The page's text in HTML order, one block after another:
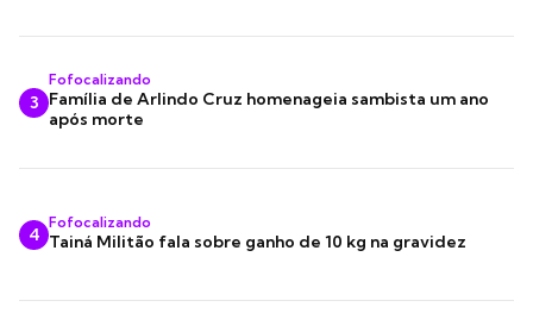
3
Fofocalizando
Família de Arlindo Cruz homenageia sambista um ano
após morte
4
Fofocalizando
Tainá Militão fala sobre ganho de 10 kg na gravidez